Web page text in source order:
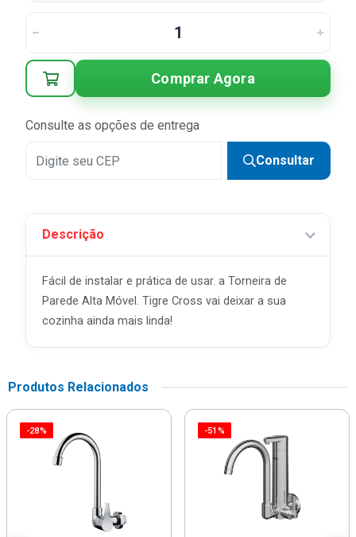
Comprar Agora
Consulte as opções de entrega
Consultar
Descrição
Fácil de instalar e prática de usar. a Torneira de
Parede Alta Móvel. Tigre Cross vai deixar a sua
cozinha ainda mais linda!
Produtos Relacionados
-28% -51%